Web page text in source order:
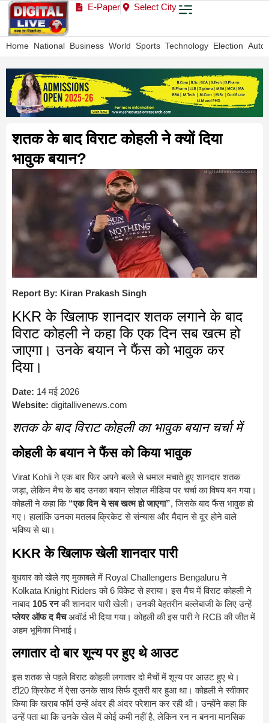
E-Paper Select City
Home National Business World Sports Technology Election Auto
शतक के बाद विराट कोहली ने क्यों दिया
भावुक बयान?
Report By: Kiran Prakash Singh
KKR के खिलाफ शानदार शतक लगाने के बाद
विराट कोहली ने कहा कि एक दिन सब खत्म हो
जाएगा। उनके बयान ने फैंस को भावुक कर
दिया।
Date: 14 मई 2026
Website: digitallivenews.com
शतक के बाद विराट कोहली का भावुक बयान चर्चा में
कोहली के बयान ने फैंस को किया भावुक
Virat Kohliने एक बार फिर अपने बल्ले से धमाल मचाते हुए शानदार शतक
जड़ा, लेकिन मैच के बाद उनका बयान सोशल मीडिया पर चर्चा का विषय बन गया।
कोहली ने कहा कि “एक दिन ये सब खत्म हो जाएगा”, जिसके बाद फैंस भावुक हो
गए। हालांकि उनका मतलब क्रिकेट से संन्यास और मैदान से दूर होने वाले
भविष्य से था।
KKR के खिलाफ खेली शानदार पारी
बुधवार को खेले गए मुकाबले में Royal Challengers Bengaluruने
Kolkata Knight Riders को 6 विकेट से हराया। इस मैच में विराट कोहली ने
नाबाद 105 रनकी शानदार पारी खेली। उनकी बेहतरीन बल्लेबाजी के लिए उन्हें
प्लेयर ऑफ द मैचअवॉर्ड भी दिया गया। कोहली की इस पारी ने RCB की जीत में
अहम भूमिका निभाई।
लगातार दो बार शून्य पर हुए थे आउट
इस शतक से पहले विराट कोहली लगातार दो मैचों में शून्य पर आउट हुए थे।
टी20 क्रिकेट में ऐसा उनके साथ सिर्फ दूसरी बार हुआ था। कोहली ने स्वीकार
किया कि खराब फॉर्म उन्हें अंदर ही अंदर परेशान कर रही थी। उन्होंने कहा कि
उन्हें पता था कि उनके खेल में कोई कमी नहीं है, लेकिन रन न बनना मानसिक